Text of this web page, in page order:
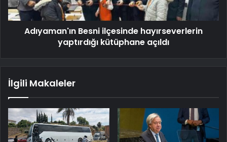
Adıyaman'ın Besni ilçesinde hayırseverlerin
yaptırdığı kütüphane açıldı
İlgili Makaleler